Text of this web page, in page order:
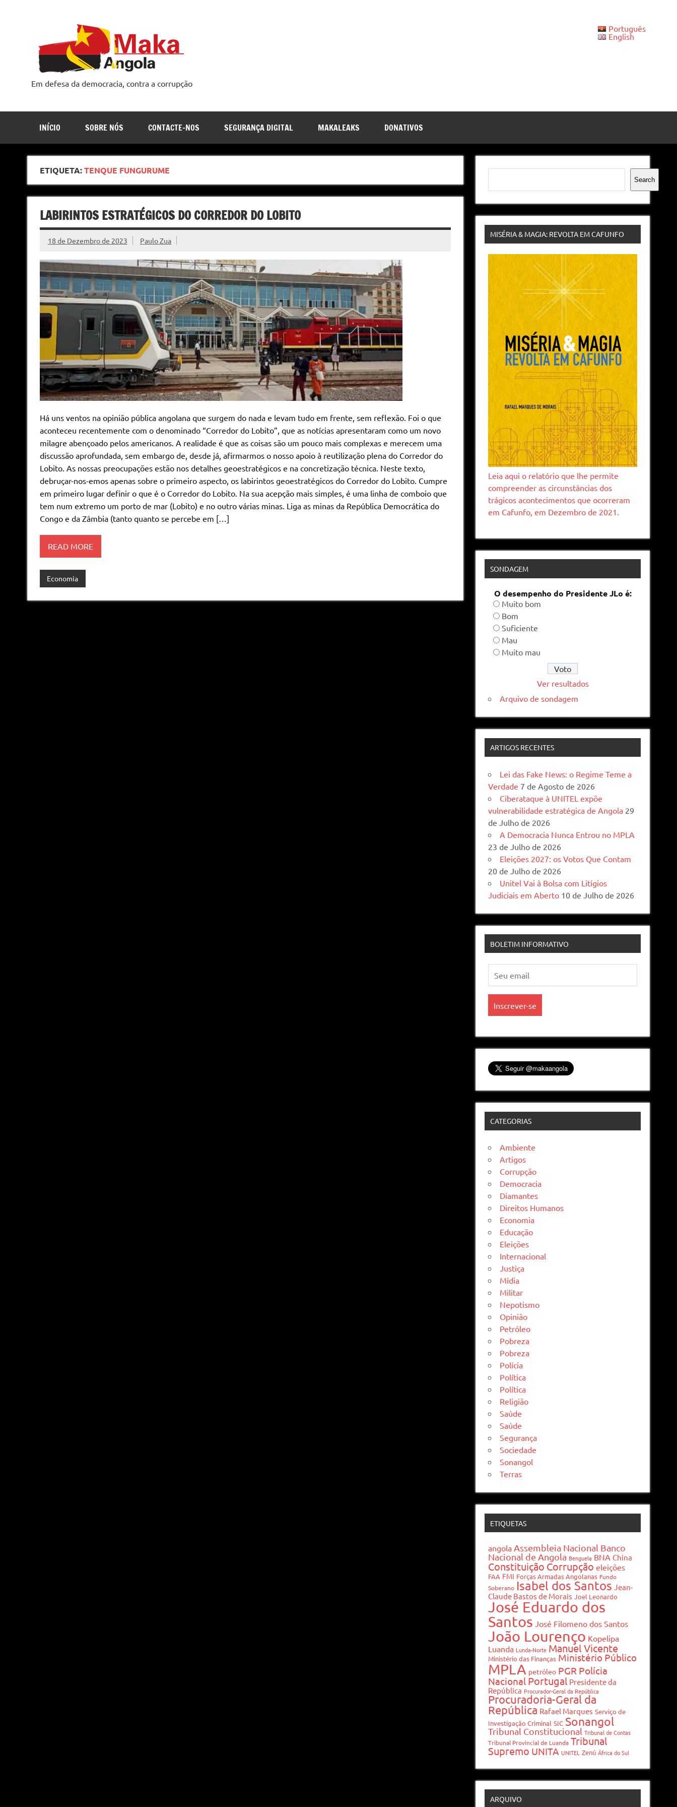
Em defesa da democracia, contra a corrupção
Português
English
INÍCIO SOBRE NÓS CONTACTE-NOS SEGURANÇA DIGITAL MAKALEAKS DONATIVOS
ETIQUETA:TENQUE FUNGURUME
LABIRINTOS ESTRATÉGICOS DO CORREDOR DO LOBITO
18 de Dezembro de 2023 Paulo Zua
Há uns ventos na opinião pública angolana que surgem do nada e levam tudo em frente, sem reflexão. Foi o que
aconteceu recentemente com o denominado “Corredor do Lobito”, que as notícias apresentaram como um novo
milagre abençoado pelos americanos. A realidade é que as coisas são um pouco mais complexas e merecem uma
discussão aprofundada, sem embargo de, desde já, afirmarmos o nosso apoio à reutilização plena do Corredor do
Lobito. As nossas preocupações estão nos detalhes geoestratégicos e na concretização técnica. Neste texto,
debruçar-nos-emos apenas sobre o primeiro aspecto, os labirintos geoestratégicos do Corredor do Lobito. Cumpre
em primeiro lugar definir o que é o Corredor do Lobito. Na sua acepção mais simples, é uma linha de comboio que
tem num extremo um porto de mar (Lobito) e no outro várias minas. Liga as minas da República Democrática do
Congo e da Zâmbia (tanto quanto se percebe em […]
READ MORE
Economia
Pesquisar
Search
MISÉRIA & MAGIA: REVOLTA EM CAFUNFO
Leia aqui o relatório que lhe permite
compreender as circunstâncias dos
trágicos acontecimentos que ocorreram
em Cafunfo, em Dezembro de 2021.
SONDAGEM
O desempenho do Presidente JLo é:
Muito bom
Bom
Suficiente
Mau
Muito mau
Ver resultados
Arquivo de sondagem
ARTIGOS RECENTES
Lei das Fake News: o Regime Teme a
Verdade 7 de Agosto de 2026
Ciberataque à UNITEL expõe
vulnerabilidade estratégica de Angola 29
de Julho de 2026
A Democracia Nunca Entrou no MPLA
23 de Julho de 2026
Eleições 2027: os Votos Que Contam
20 de Julho de 2026
Unitel Vai à Bolsa com Litígios
Judiciais em Aberto 10 de Julho de 2026
BOLETIM INFORMATIVO
CATEGORIAS
Ambiente
Artigos
Corrupção
Democracia
Diamantes
Direitos Humanos
Economia
Educação
Eleições
Internacional
Justiça
Mídia
Militar
Nepotismo
Opinião
Petróleo
Pobreza
Pobreza
Polícia
Política
Política
Religião
Saúde
Saúde
Segurança
Sociedade
Sonangol
Terras
ETIQUETAS
angola Assembleia Nacional Banco
Nacional de Angola Benguela BNA China
Constituição Corrupção eleições
FAA FMI Forças Armadas Angolanas Fundo
Soberano Isabel dos Santos Jean-
Claude Bastos de Morais Joel Leonardo
José Eduardo dos
Santos José Filomeno dos Santos
João Lourenço Kopelipa
Luanda Lunda-Norte Manuel Vicente
Ministério das Finanças Ministério Público
MPLA petróleo PGR Polícia
Nacional Portugal Presidente da
República Procurador-Geral da República
Procuradoria-Geral da
República Rafael Marques Serviço de
Investigação Criminal SIC Sonangol
Tribunal Constitucional Tribunal de Contas
Tribunal Provincial de Luanda Tribunal
Supremo UNITA UNITEL Zenú África do Sul
ARQUIVO